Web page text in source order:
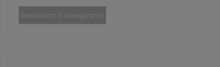
powiadom o dostępności